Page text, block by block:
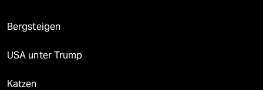
Bergsteigen
USA unter Trump
Katzen